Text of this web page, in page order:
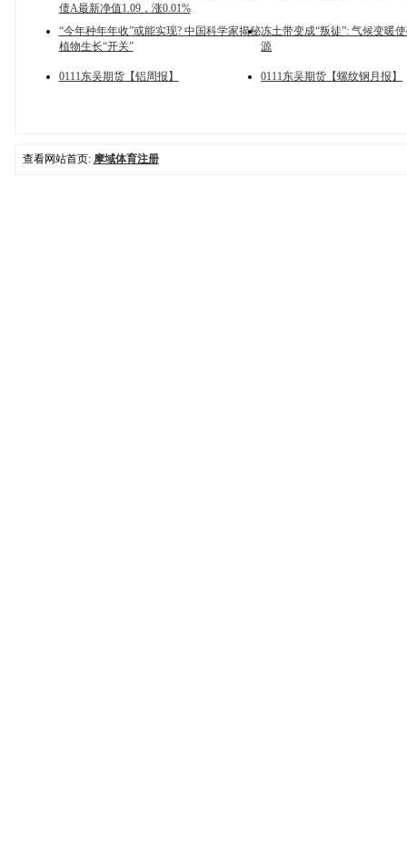
债A最新净值1.09，涨0.01%
“今年种年年收”或能实现? 中国科学家揭秘
植物生长“开关”
冻土带变成“叛徒”: 气候变暖
源
0111东吴期货【铝周报】 0111东吴期货【螺纹钢月报】
查看网站首页: 摩域体育注册